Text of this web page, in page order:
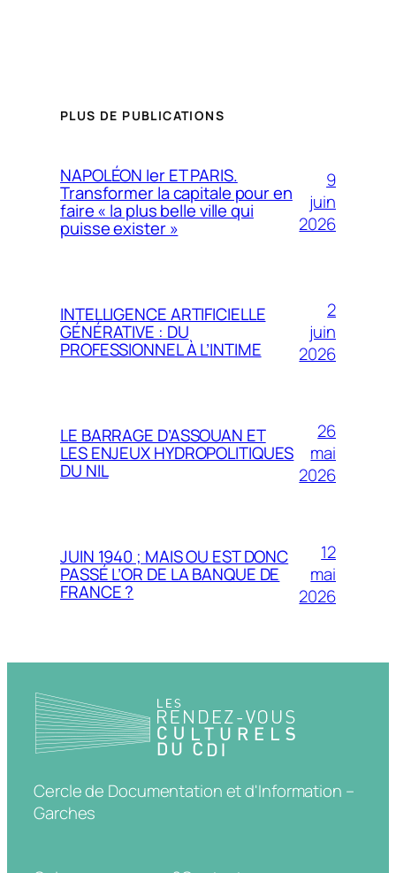
PLUS DE PUBLICATIONS
NAPOLÉON Ier ET PARIS.
Transformer la capitale pour en
faire « la plus belle ville qui
puisse exister »
9
juin
2026
INTELLIGENCE ARTIFICIELLE
GÉNÉRATIVE : DU
PROFESSIONNEL À L’INTIME
2
juin
2026
LE BARRAGE D’ASSOUAN ET
LES ENJEUX HYDROPOLITIQUES
DU NIL
26
mai
2026
JUIN 1940 ; MAIS OU EST DONC
PASSÉ L’OR DE LA BANQUE DE
FRANCE ?
12
mai
2026
Cercle de Documentation et d'Information –
Garches